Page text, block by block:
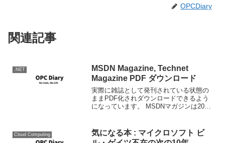
OPCDiary
関連記事
.NET
MSDN Magazine, Technet
Magazine PDF ダウンロード
実際に雑誌として発刊されている状態の
ままPDF化されダウンロードできるよう
になっています。 MSDNマガジンは2003
でダウンロード可能です。 雑誌...
Cloud Computing
気になる本 : マイクロソフト ビ